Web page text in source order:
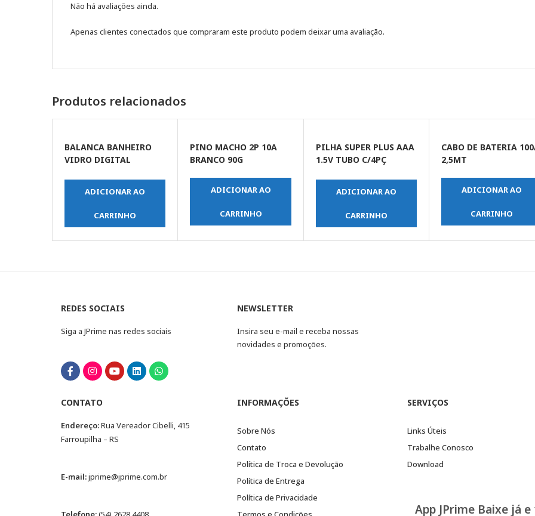
Não há avaliações ainda.
Apenas clientes conectados que compraram este produto podem deixar uma avaliação.
Produtos relacionados
BALANCA BANHEIRO
VIDRO DIGITAL
ADICIONAR AO
CARRINHO
PINO MACHO 2P 10A
BRANCO 90G
ADICIONAR AO
CARRINHO
PILHA SUPER PLUS AAA
1.5V TUBO C/4PÇ
ADICIONAR AO
CARRINHO
CABO DE BATERIA
2,5MT
ADICIONAR AO
CARRINHO
REDES SOCIAIS
Siga a JPrime nas redes sociais
NEWSLETTER
Insira seu e-mail e receba nossas
novidades e promoções.
CONTATO
Endereço:Rua Vereador Cibelli, 415
Farroupilha – RS
E-mail:jprime@jprime.com.br
INFORMAÇÕES
Sobre Nós
Contato
Política de Troca e Devolução
Política de Entrega
Política de Privacidade
SERVIÇOS
Links Úteis
Trabalhe Conosco
Download
App JPrime Baixe já